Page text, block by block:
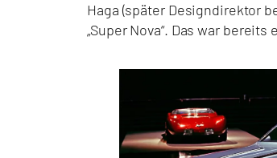
Haga (später Designdirektor
„Super Nova“. Das war